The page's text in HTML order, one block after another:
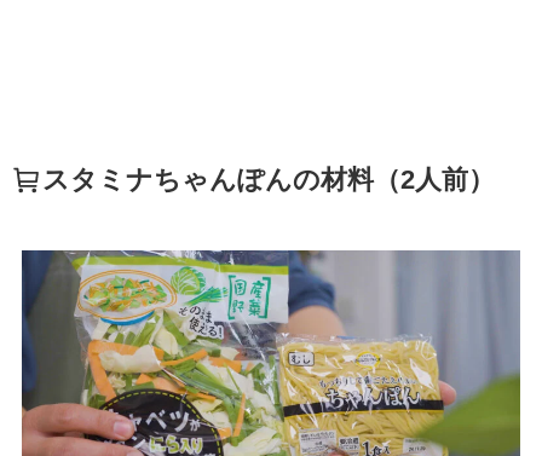
スタミナちゃんぽんの材料（2人前）